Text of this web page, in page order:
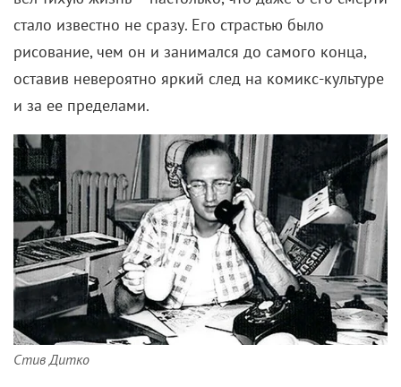
стало известно не сразу. Его страстью было
рисование, чем он и занимался до самого конца,
оставив невероятно яркий след на комикс-культуре
и за ее пределами.
Стив Дитко